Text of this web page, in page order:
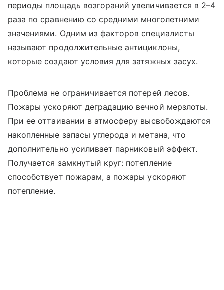
периоды площадь возгораний увеличивается в 2–4
раза по сравнению со средними многолетними
значениями. Одним из факторов специалисты
называют продолжительные антициклоны,
которые создают условия для затяжных засух.
Проблема не ограничивается потерей лесов.
Пожары ускоряют деградацию вечной мерзлоты.
При ее оттаивании в атмосферу высвобождаются
накопленные запасы углерода и метана, что
дополнительно усиливает парниковый эффект.
Получается замкнутый круг: потепление
способствует пожарам, а пожары ускоряют
потепление.